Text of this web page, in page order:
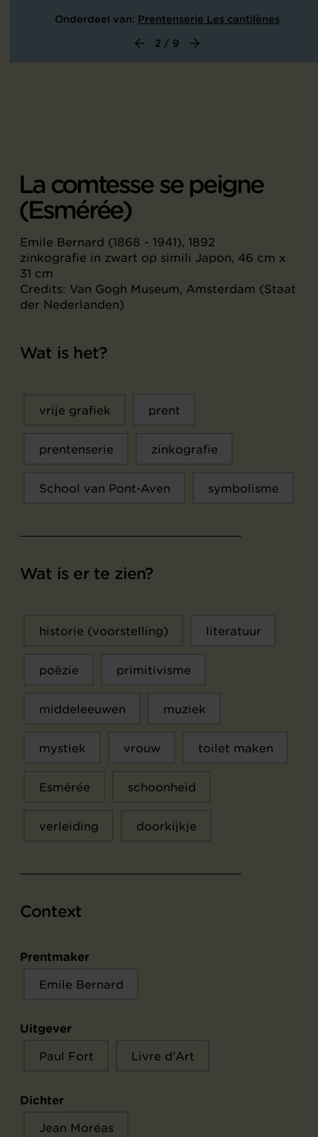
Onderdeel van: Prentenserie Les cantilènes
2 / 9
La comtesse se peigne
(Esmérée)
Emile Bernard (1868 - 1941), 1892
zinkografie in zwart op simili Japon, 46 cm x
31 cm
Credits: Van Gogh Museum, Amsterdam (Staat
der Nederlanden)
Wat is het?
vrije grafiek prent
prentenserie zinkografie
School van Pont-Aven symbolisme
Wat is er te zien?
historie (voorstelling) literatuur
poëzie primitivisme
middeleeuwen muziek
mystiek vrouw toilet maken
Esmérée schoonheid
verleiding doorkijkje
Context
Prentmaker
Emile Bernard
Uitgever
Paul Fort Livre d'Art
Dichter
Jean Moréas